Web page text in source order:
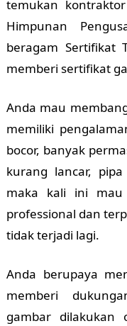
temukan
Himpunan
beragam Sertifikat
memberi sertifikat
Anda mau
memiliki
bocor, banyak
kurang lancar,
maka kali ini mau
professional dan
tidak terjadi lagi.
Anda berupaya
memberi
gambar dilakukan